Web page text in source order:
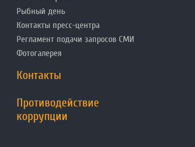
Рыбный день
Контакты пресс-центра
Регламент подачи запросов СМИ
Фотогалерея
Контакты
Противодействие
коррупции